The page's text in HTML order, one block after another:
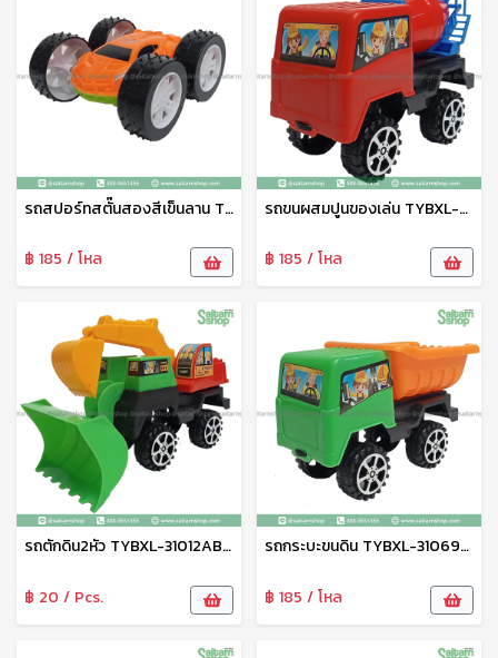
รถสปอร์ทสตั๊นสองสีเข็นลาน TYBL-50512 Zonertoy
฿ 185 / โหล
รถขนผสมปูนของเล่น TYBXL-31014ABCD Zonertoy
฿ 185 / โหล
รถตักดิน2หัว TYBXL-31012ABCD Zonertoy
฿ 20 / Pcs.
รถกระบะขนดิน TYBXL-31069ABC
฿ 185 / โหล